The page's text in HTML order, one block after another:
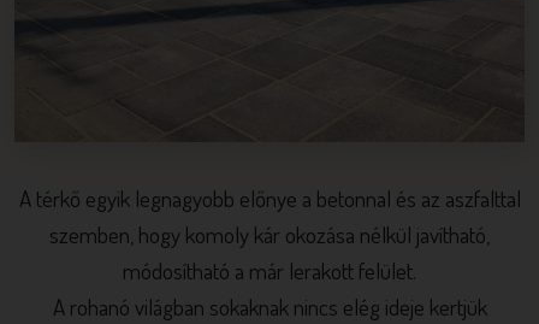
A térkő egyik legnagyobb előnye a betonnal és az aszfalttal
szemben, hogy komoly kár okozása nélkül javítható,
módosítható a már lerakott felület.
A rohanó világban sokaknak nincs elég ideje kertjük